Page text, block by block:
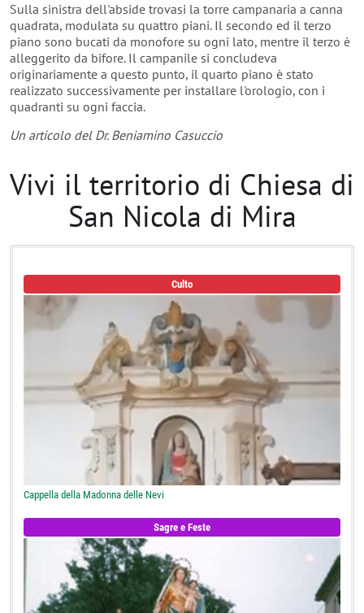
Sulla sinistra dell'abside trovasi la torre campanaria a canna
quadrata, modulata su quattro piani. Il secondo ed il terzo
piano sono bucati da monofore su ogni lato, mentre il terzo è
alleggerito da bifore. Il campanile si concludeva
originariamente a questo punto, il quarto piano è stato
realizzato successivamente per installare l'orologio, con i
quadranti su ogni faccia.
Un articolo del Dr. Beniamino Casuccio
Vivi il territorio di Chiesa di
San Nicola di Mira
Culto
Cappella della Madonna delle Nevi
Sagre e Feste